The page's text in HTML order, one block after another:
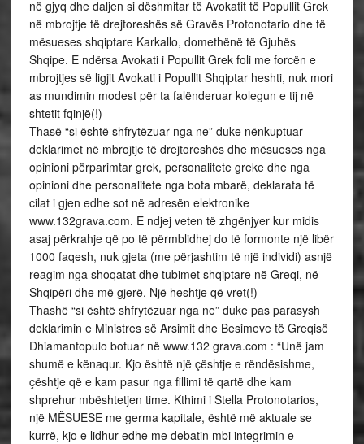
në gjyq dhe daljen si dëshmitar të Avokatit të Popullit Grek
në mbrojtje të drejtoreshës së Gravës Protonotario dhe të
mësueses shqiptare Karkallo, domethënë të Gjuhës
Shqipe. E ndërsa Avokati i Popullit Grek foli me forcën e
mbrojtjes së ligjit Avokati i Popullit Shqiptar heshti, nuk mori
as mundimin modest për ta falënderuar kolegun e tij në
shtetit fqinjë(!)
Thasë “si është shfrytëzuar nga ne” duke nënkuptuar
deklarimet në mbrojtje të drejtoreshës dhe mësueses nga
opinioni përparimtar grek, personalitete greke dhe nga
opinioni dhe personalitete nga bota mbarë, deklarata të
cilat i gjen edhe sot në adresën elektronike
www.132grava.com. E ndjej veten të zhgënjyer kur midis
asaj përkrahje që po të përmblidhej do të formonte një libër
1000 faqesh, nuk gjeta (me përjashtim të një individi) asnjë
reagim nga shoqatat dhe tubimet shqiptare në Greqi, në
Shqipëri dhe më gjerë. Një heshtje që vret(!)
Thashë “si është shfrytëzuar nga ne” duke pas parasysh
deklarimin e Ministres së Arsimit dhe Besimeve të Greqisë
Dhiamantopulo botuar në www.132 grava.com : “Unë jam
shumë e kënaqur. Kjo është një çështje e rëndësishme,
çështje që e kam pasur nga fillimi të qartë dhe kam
shprehur mbështetjen time. Kthimi i Stella Protonotarios,
një MËSUESE me germa kapitale, është më aktuale se
kurrë, kjo e lidhur edhe me debatin mbi integrimin e